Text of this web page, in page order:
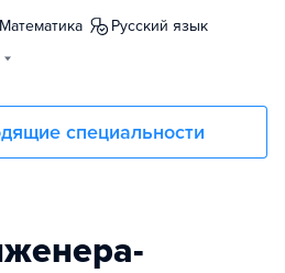
математика
русский язык
специальности